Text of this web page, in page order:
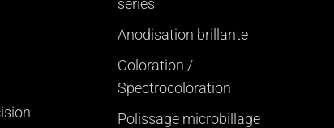
séries
Anodisation brillante
Coloration /
Spectrocoloration
Polissage microbillage